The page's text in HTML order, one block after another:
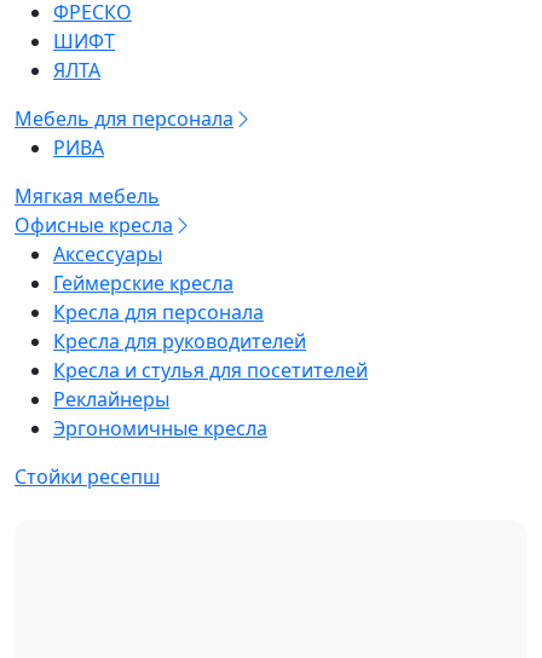
ФРЕСКО
ШИФТ
ЯЛТА
Мебель для персонала
РИВА
Мягкая мебель
Офисные кресла
Аксессуары
Геймерские кресла
Кресла для персонала
Кресла для руководителей
Кресла и стулья для посетителей
Реклайнеры
Эргономичные кресла
Стойки ресепш